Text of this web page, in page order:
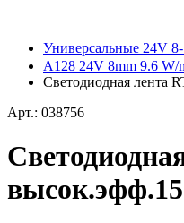
Универсальные 24V
A128 24V 8mm 9.6 W/
Светодиодная лента
Арт.: 038756